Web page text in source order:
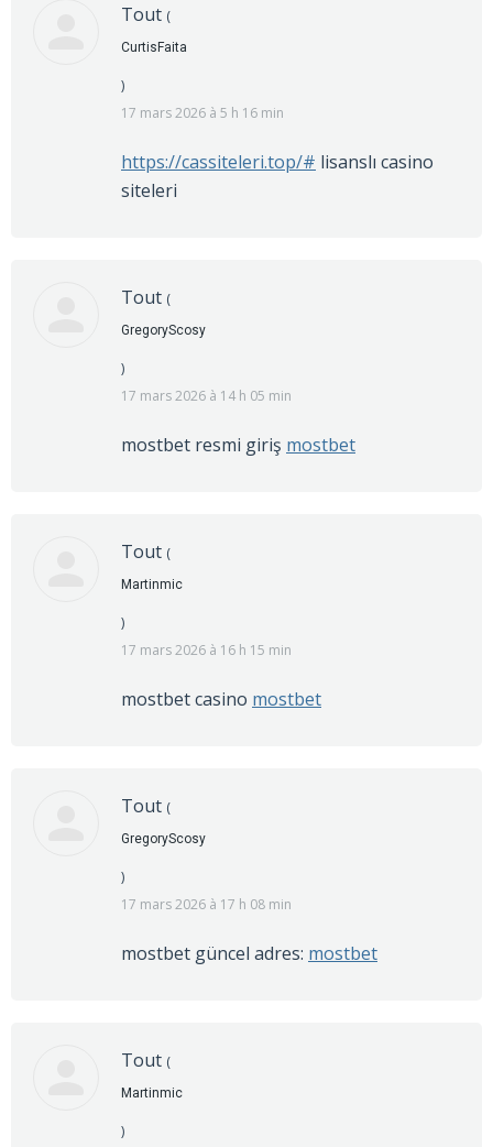
Tout (
CurtisFaita
)
17 mars 2026 à 5 h 16 min
https://cassiteleri.top/# lisanslı casino
siteleri
Tout (
GregoryScosy
)
17 mars 2026 à 14 h 05 min
mostbet resmi giriş mostbet
Tout (
Martinmic
)
17 mars 2026 à 16 h 15 min
mostbet casino mostbet
Tout (
GregoryScosy
)
17 mars 2026 à 17 h 08 min
mostbet güncel adres: mostbet
Tout (
Martinmic
)